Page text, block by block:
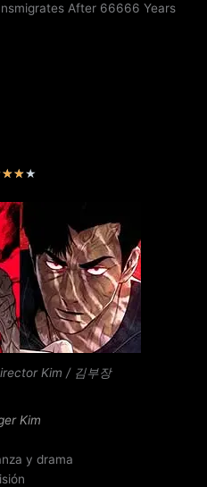
After 66666 Years
★★★V
r
a
d
o
c
o
n
e
Kim / 김부장
Kim
y drama